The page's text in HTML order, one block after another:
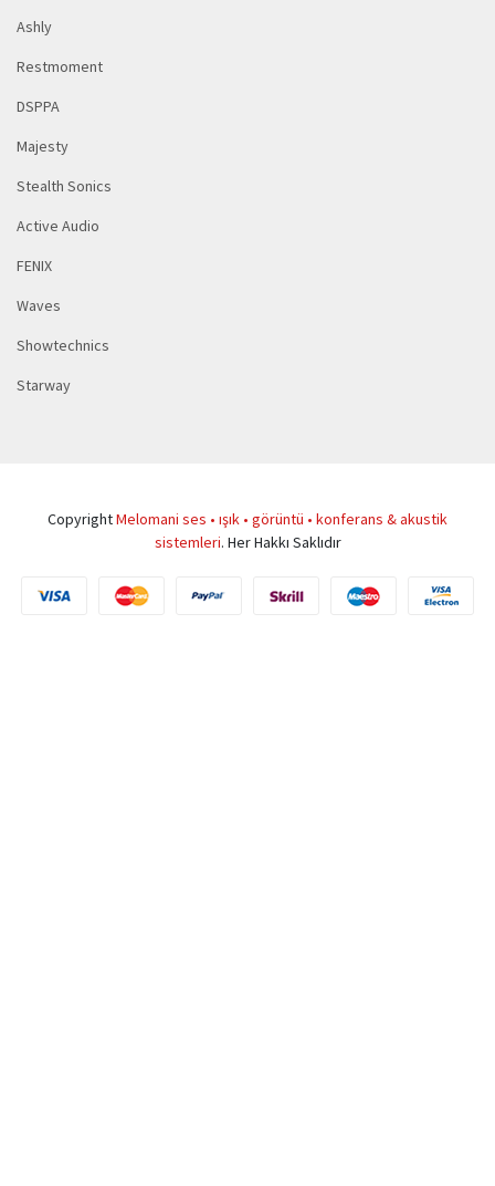
Ashly
Restmoment
DSPPA
Majesty
Stealth Sonics
Active Audio
FENIX
Waves
Showtechnics
Starway
CopyrightMelomani ses • ışık • görüntü • konferans & akustik
sistemleri. Her Hakkı Saklıdır